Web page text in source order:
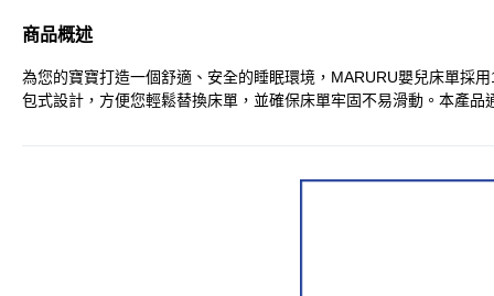
商品概述
為您的寶寶打造一個舒適、安全的睡眠環境，MARURU嬰兒床單採
包式設計，方便您輕鬆替換床單，並確保床單牢固不易滑動。本產